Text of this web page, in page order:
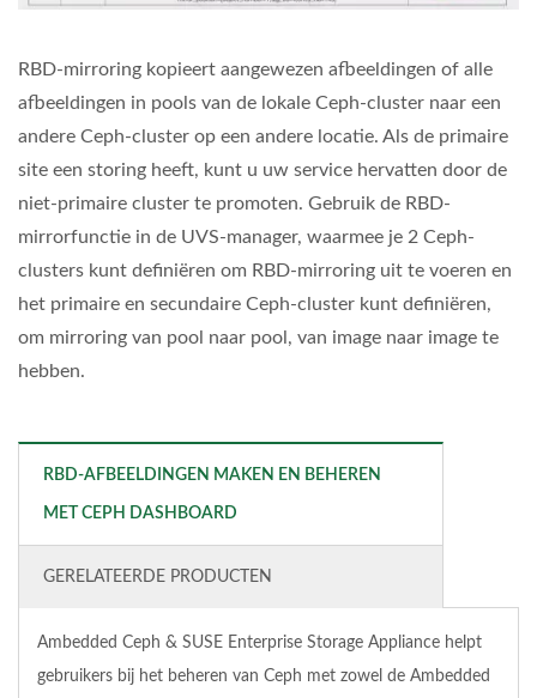
RBD-mirroring kopieert aangewezen afbeeldingen of alle
afbeeldingen in pools van de lokale Ceph-cluster naar een
andere Ceph-cluster op een andere locatie. Als de primaire
site een storing heeft, kunt u uw service hervatten door de
niet-primaire cluster te promoten. Gebruik de RBD-
mirrorfunctie in de UVS-manager, waarmee je 2 Ceph-
clusters kunt definiëren om RBD-mirroring uit te voeren en
het primaire en secundaire Ceph-cluster kunt definiëren,
om mirroring van pool naar pool, van image naar image te
hebben.
RBD-AFBEELDINGEN MAKEN EN BEHEREN
MET CEPH DASHBOARD
GERELATEERDE PRODUCTEN
Ambedded Ceph & SUSE Enterprise Storage Appliance helpt
gebruikers bij het beheren van Ceph met zowel de Ambedded